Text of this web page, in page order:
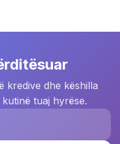
kredive dhe këshilla
tuaj hyrëse.